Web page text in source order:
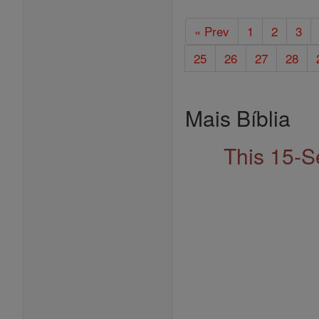
« Prev 1 2
3
25
26 27 28
Mais Bíblia
This 15-